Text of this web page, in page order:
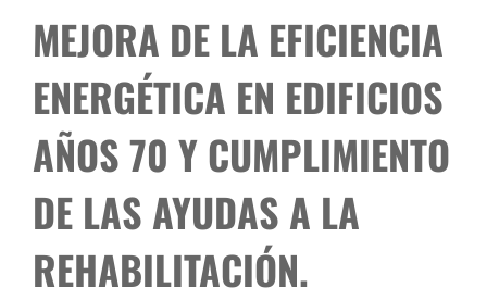
MEJORA DE LA EFICIENCIA
ENERGÉTICA EN EDIFICIOS
AÑOS 70 Y CUMPLIMIENTO
DE LAS AYUDAS A LA
REHABILITACIÓN.